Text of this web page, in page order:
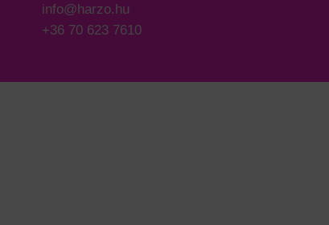
info@harzo.hu
+36 70 623 7610